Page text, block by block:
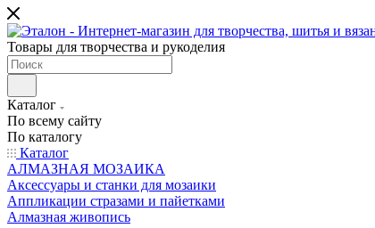
Товары для творчества и рукоделия
Каталог
По всему сайту
По каталогу
Каталог
АЛМАЗНАЯ МОЗАИКА
Аксессуары и станки для мозаики
Аппликации стразами и пайетками
Алмазная живопись